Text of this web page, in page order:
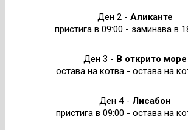
Ден 2 - Аликанте
пристига в 09:00 - заминава в
Ден 3 - В открито море
остава на котва - остава на
Ден 4 - Лисабон
пристига в 09:00 - остава на